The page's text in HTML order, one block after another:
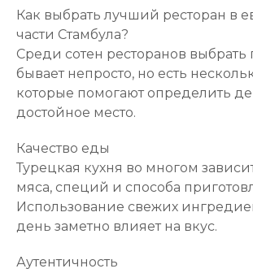
Как выбрать лучший ресторан в
части Стамбула?
Среди сотен ресторанов
бывает непросто, но есть
которые помогают определить
достойное место.
Качество еды
Турецкая кухня во многом
мяса, специй и способа
Использование свежих
день заметно влияет на вкус.
Аутентичность